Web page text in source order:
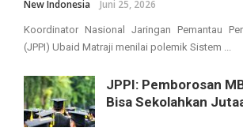
New Indonesia Juni 25, 2026
Koordinator Nasional Jaringan Pemantau
(JPPI) Ubaid Matraji menilai polemik Sistem ...
JPPI: Pemborosan
Bisa Sekolahkan